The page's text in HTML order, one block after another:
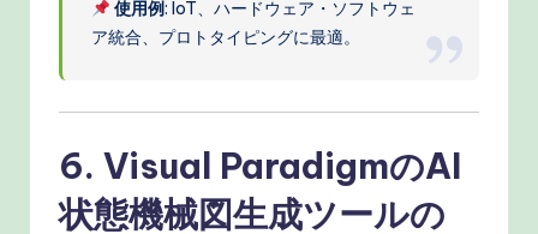
使用例: IoT、ハードウェア・ソフトウェ
ア統合、プロトタイピングに最適。
6. Visual ParadigmのAI
状態機械図生成ツールの